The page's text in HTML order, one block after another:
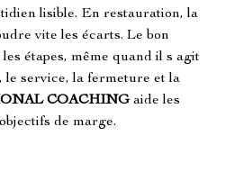
lisible. En restauration, la
vite les écarts. Le bon
étapes, même quand il s agit
le service, la fermeture et la
COACHING aide les
de marge.